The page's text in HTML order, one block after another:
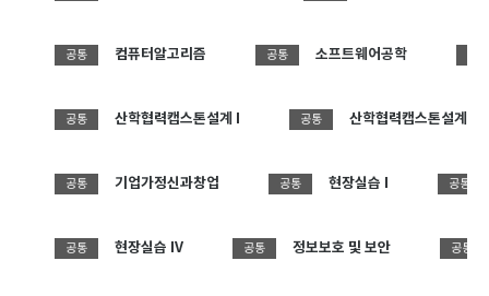
공통 컴퓨터알고리즘 공통 소프트웨어공학
공통 산학협력캡스톤설계 I 공통 산학협력캡스톤설계 II
공통 기업가정신과창업 공통 현장실습 I 공통
공통 현장실습 IV 공통 정보보호 및 보안 공통